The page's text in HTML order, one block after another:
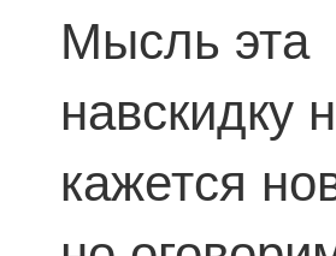
Мысль эта
навскидку
кажется